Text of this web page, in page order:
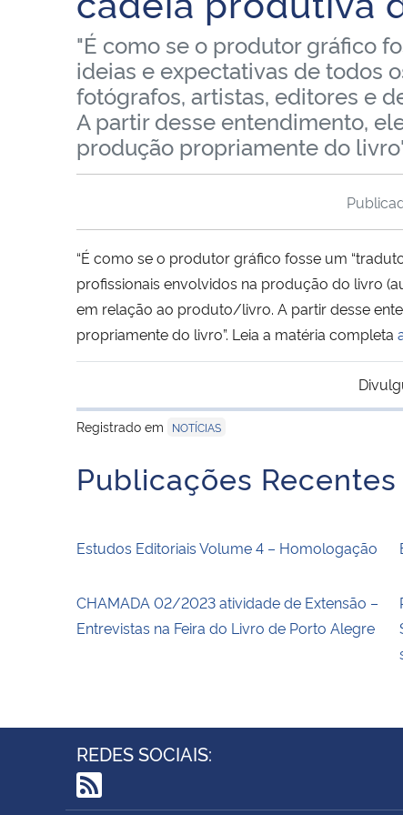
"É como se o produtor gráfico
ideias e expectativas de todos
fotógrafos, artistas, editores e
A partir desse entendimento,
produção propriamente do
“É como se o produtor gráfico fosse um
profissionais envolvidos na produção do livro
em relação ao produto/livro. A partir desse
propriamente do livro”. Leia a matéria completa
Registrado em
NOTÍCIAS
Publicações Recentes
Estudos Editoriais Volume 4 – Homologação
CHAMADA 02/2023 atividade de Extensão –
Entrevistas na Feira do Livro de Porto Alegre
REDES SOCIAIS: